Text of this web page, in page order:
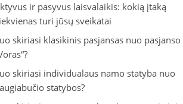
ir pasyvus laisvalaikis: kokią įtaką
turi jūsų sveikatai
skiriasi klasikinis pasjansas nuo pasjanso
skiriasi individualaus namo statyba nuo
statybos?